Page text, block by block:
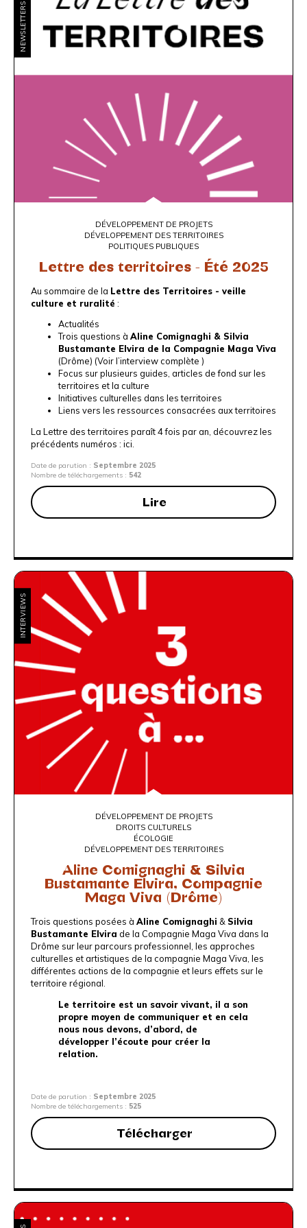
NEWSLETTERS
DÉVELOPPEMENT DE PROJETS
DÉVELOPPEMENT DES TERRITOIRES
POLITIQUES PUBLIQUES
Lettre des territoires - Été 2025
Au sommaire de la Lettre des Territoires - veille
culture et ruralité :
Actualités
Trois questions à Aline Comignaghi & Silvia
Bustamante Elvira de la Compagnie Maga Viva
(Drôme) (Voir l’interview complète )
Focus sur plusieurs guides, articles de fond sur les
territoires et la culture
Initiatives culturelles dans les territoires
Liens vers les ressources consacrées aux territoires
La Lettre des territoires paraît 4 fois par an, découvrez les
précédents numéros : ici.
Date de parution : Septembre 2025
Nombre de téléchargements : 542
Lire
INTERVIEWS
DÉVELOPPEMENT DE PROJETS
DROITS CULTURELS
ÉCOLOGIE
DÉVELOPPEMENT DES TERRITOIRES
Aline Comignaghi & Silvia
Bustamante Elvira, Compagnie
Maga Viva (Drôme)
Trois questions posées à Aline Comignaghi & Silvia
Bustamante Elvira de la Compagnie Maga Viva dans la
Drôme sur leur parcours professionnel, les approches
culturelles et artistiques de la compagnie Maga Viva, les
différentes actions de la compagnie et leurs effets sur le
territoire régional.
Le territoire est un savoir vivant, il a son
propre moyen de communiquer et en cela
nous nous devons, d’abord, de
développer l’écoute pour créer la
relation.
Date de parution : Septembre 2025
Nombre de téléchargements : 525
Télécharger